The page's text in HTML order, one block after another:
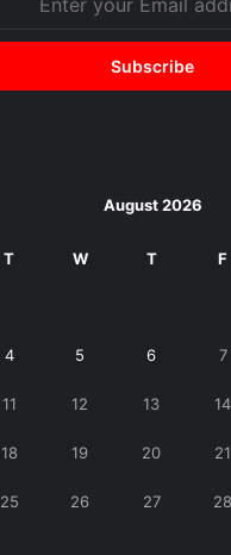
August 2026
T W T F
4 5 6 7
11 12 13 14
18 19 20 21
25 26 27 28